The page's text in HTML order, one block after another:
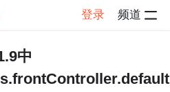
登录 频道
帖子详情
中